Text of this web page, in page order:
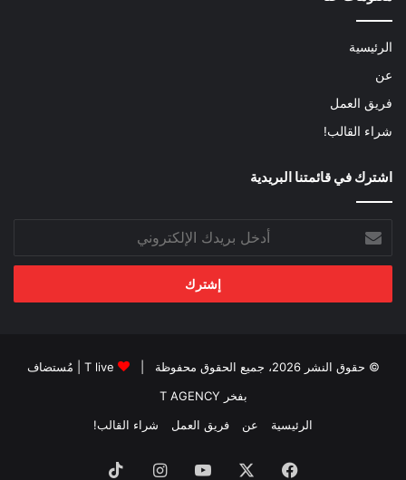
الرئيسية
عن
فريق العمل
شراء القالب!
اشترك في قائمتنا البريدية
بريدك
الإلكتروني
© حقوق النشر 2026، جميع الحقوق محفوظة | T live | مُستضاف
بفخر T AGENCY
الرئيسية
عن فريق العمل شراء القالب!
فيسبوك ‫YouTubeانستقرام